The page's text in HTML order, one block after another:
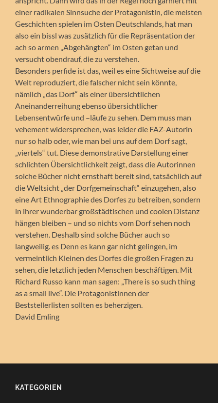
einer radikalen Sinnsuche der Protagonistin, die meisten
Geschichten spielen im Osten Deutschlands, hat man
also ein bissl was zusätzlich für die Repräsentation der
ach so armen „Abgehängten“ im Osten getan und
versucht obendrauf, die zu verstehen.
Besonders perfide ist das, weil es eine Sichtweise auf die
Welt reproduziert, die falscher nicht sein könnte,
nämlich „das Dorf“ als einer übersichtlichen
Aneinanderreihung ebenso übersichtlicher
Lebensentwürfe und –läufe zu sehen. Dem muss man
vehement widersprechen, was leider die FAZ-Autorin
nur so halb oder, wie man bei uns auf dem Dorf sagt,
„viertels“ tut. Diese demonstrative Darstellung einer
schlichten Übersichtlichkeit zeigt, dass die Autorinnen
solche Bücher nicht ernsthaft bereit sind, tatsächlich auf
die Weltsicht „der Dorfgemeinschaft“ einzugehen, also
eine Art Ethnographie des Dorfes zu betreiben, sondern
in ihrer wunderbar großstädtischen und coolen Distanz
hängen bleiben – und so nichts vom Dorf sehen noch
verstehen. Deshalb sind solche Bücher auch so
langweilig. es Denn es kann gar nicht gelingen, im
vermeintlich Kleinen des Dorfes die großen Fragen zu
sehen, die letztlich jeden Menschen beschäftigen. Mit
Richard Russo kann man sagen: „There is so such thing
as a small live“. Die Protagonistinnen der
Beststellerlisten sollten es beherzigen.
David Emling
KATEGORIEN